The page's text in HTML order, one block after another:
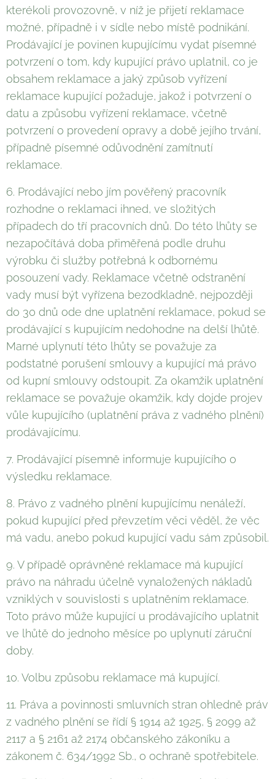
kterékoli provozovně, v níž je přijetí reklamace
možné, případně i v sídle nebo místě podnikání.
Prodávající je povinen kupujícímu vydat písemné
potvrzení o tom, kdy kupující právo uplatnil, co je
obsahem reklamace a jaký způsob vyřízení
reklamace kupující požaduje, jakož i potvrzení o
datu a způsobu vyřízení reklamace, včetně
potvrzení o provedení opravy a době jejího trvání,
případně písemné odůvodnění zamítnutí
reklamace.
6. Prodávající nebo jím pověřený pracovník
rozhodne o reklamaci ihned, ve složitých
případech do tří pracovních dnů. Do této lhůty se
nezapočítává doba přiměřená podle druhu
výrobku či služby potřebná k odbornému
posouzení vady. Reklamace včetně odstranění
vady musí být vyřízena bezodkladně, nejpozději
do 30 dnů ode dne uplatnění reklamace, pokud se
prodávající s kupujícím nedohodne na delší lhůtě.
Marné uplynutí této lhůty se považuje za
podstatné porušení smlouvy a kupující má právo
od kupní smlouvy odstoupit. Za okamžik uplatnění
reklamace se považuje okamžik, kdy dojde projev
vůle kupujícího (uplatnění práva z vadného plnění)
prodávajícímu.
7. Prodávající písemně informuje kupujícího o
výsledku reklamace.
8. Právo z vadného plnění kupujícímu nenáleží,
pokud kupující před převzetím věci věděl, že věc
má vadu, anebo pokud kupující vadu sám způsobil.
9. V případě oprávněné reklamace má kupující
právo na náhradu účelně vynaložených nákladů
vzniklých v souvislosti s uplatněním reklamace.
Toto právo může kupující u prodávajícího uplatnit
ve lhůtě do jednoho měsíce po uplynutí záruční
doby.
10. Volbu způsobu reklamace má kupující.
11. Práva a povinnosti smluvních stran ohledně práv
z vadného plnění se řídí § 1914 až 1925, § 2099 až
2117 a § 2161 až 2174 občanského zákoníku a
zákonem č. 634/1992 Sb., o ochraně spotřebitele.